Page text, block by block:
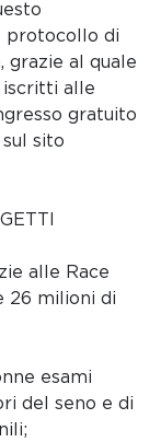
protocollo di
grazie al quale
iscritti alle
gratuito
sito
alle Race
26 milioni di
esami
del seno e di